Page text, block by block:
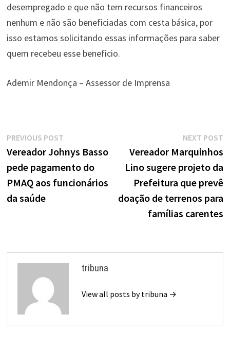
desempregado e que não tem recursos financeiros
nenhum e não são beneficiadas com cesta básica, por
isso estamos solicitando essas informações para saber
quem recebeu esse beneficio.
Ademir Mendonça – Assessor de Imprensa
Navegação
de
Post
PREVIOUS POSTPrevious
post:
Vereador Johnys Basso
pede pagamento do
PMAQ aos funcionários
da saúde
NEXT POST
Vereador Marquinhos
Lino sugere projeto da
Prefeitura que prevê
doação de terrenos para
famílias carentes
tribuna
View all posts by tribuna →